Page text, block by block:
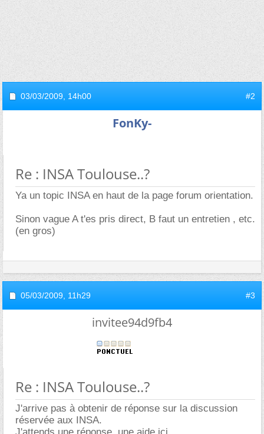
03/03/2009, 14h00 #2
FonKy-
Re : INSA Toulouse..?
Ya un topic INSA en haut de la page forum orientation.
Sinon vague A t'es pris direct, B faut un entretien , etc.
(en gros)
05/03/2009, 11h29 #3
invitee94d9fb4
Re : INSA Toulouse..?
J'arrive pas à obtenir de réponse sur la discussion
réservée aux INSA.